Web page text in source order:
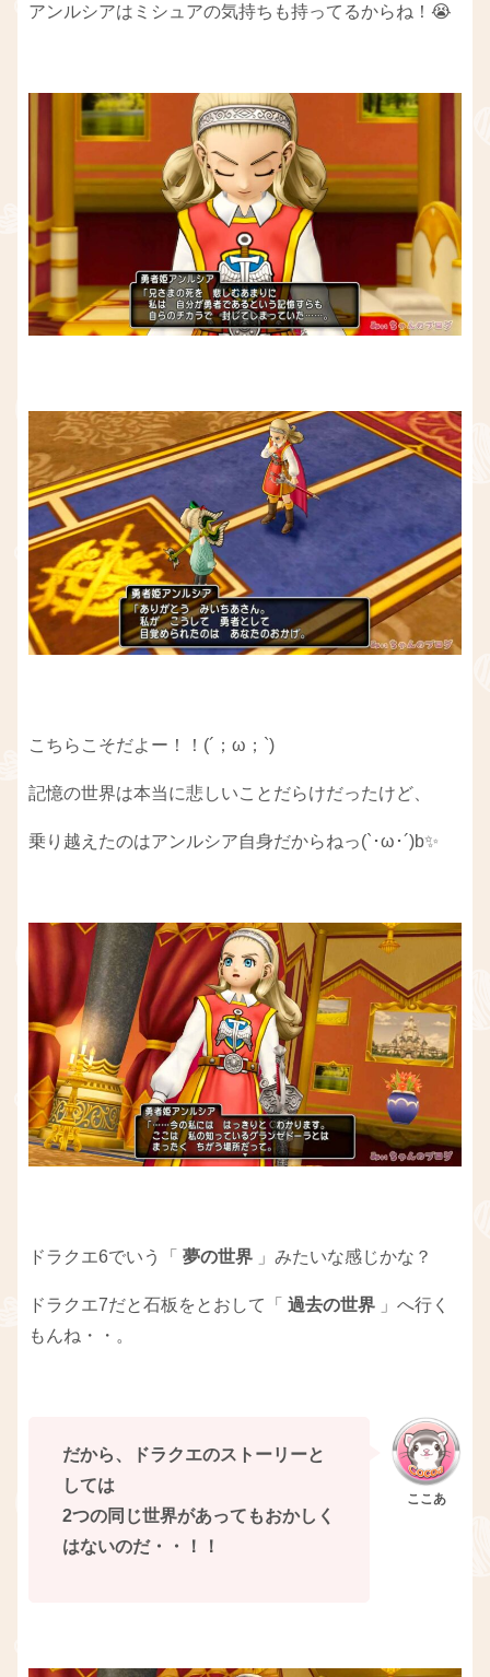
アンルシアはミシュアの気持ちも持ってるからね！😭
こちらこそだよー！！(´；ω；`)
記憶の世界は本当に悲しいことだらけだったけど、
乗り越えたのはアンルシア自身だからねっ(`･ω･´)b✨
ドラクエ6でいう「 夢の世界 」みたいな感じかな？
ドラクエ7だと石板をとおして「 過去の世界 」へ行く
もんね・・。
だから、ドラクエのストーリーと
しては
2つの同じ世界があってもおかしく
はないのだ・・！！